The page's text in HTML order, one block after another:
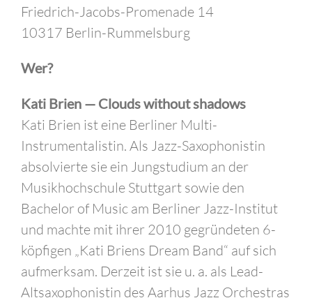
Friedrich-Jacobs-Promenade 14
10317 Berlin-Rummelsburg
Wer?
Kati Brien — Clouds without shadows
Kati Brien ist eine Berliner Multi-
Instrumentalistin. Als Jazz-Saxophonistin
absolvierte sie ein Jungstudium an der
Musikhochschule Stuttgart sowie den
Bachelor of Music am Berliner Jazz-Institut
und machte mit ihrer 2010 gegründeten 6-
köpfigen „Kati Briens Dream Band“ auf sich
aufmerksam. Derzeit ist sie u. a. als Lead-
Altsaxophonistin des Aarhus Jazz Orchestras